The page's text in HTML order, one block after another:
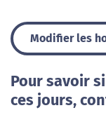
Modifier les
Pour savoir
ces jours,